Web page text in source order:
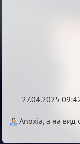
27.04.2025
Re:Anoxia, а на